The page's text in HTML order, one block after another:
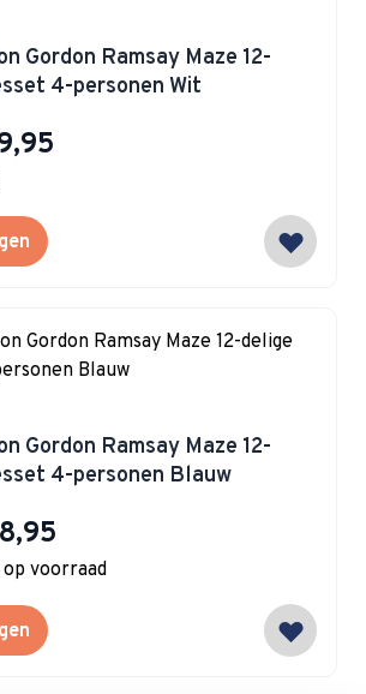
Gordon Ramsay Maze 12-
4-personen Wit
Gordon Ramsay Maze 12-
4-personen Blauw
voorraad